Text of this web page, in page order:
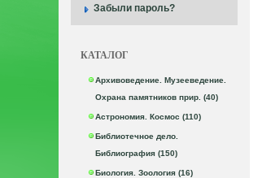
Забыли пароль?
КАТАЛОГ
Архивоведение. Музееведение.
Охрана памятников прир. (40)
Астрономия. Космос (110)
Библиотечное дело.
Библиография (150)
Биология. Зоология (16)